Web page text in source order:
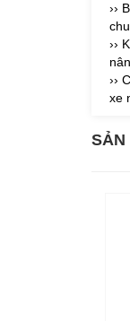
››
››
››
xe
SẢN